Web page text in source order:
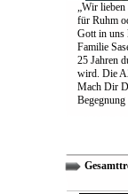
„Wir lieben
für Ruhm
Gott in uns
Familie
25 Jahren
wird. Die
Mach Dir